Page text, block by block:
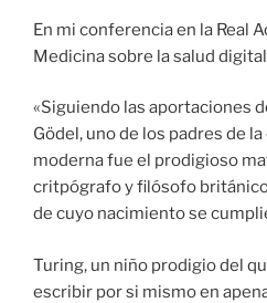
En mi conferencia en la Real
Medicina sobre la salud
«Siguiendo las aportaciones
Gödel, uno de los padres de
moderna fue el prodigioso
critpógrafo y filósofo
de cuyo nacimiento se
Turing, un niño prodigio del
escribir por si mismo en